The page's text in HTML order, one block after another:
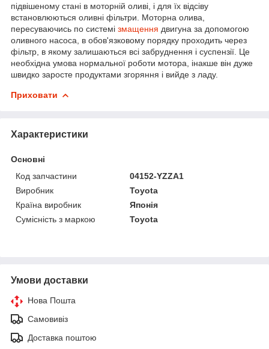
підвішеному стані в моторній оливі, і для їх відсіву
встановлюються оливні фільтри. Моторна олива,
пересуваючись по системі змащення двигуна за допомогою
оливного насоса, в обов'язковому порядку проходить через
фільтр, в якому залишаються всі забруднення і суспензії. Це
необхідна умова нормальної роботи мотора, інакше він дуже
швидко заросте продуктами згоряння і вийде з ладу.
Приховати
Характеристики
Основні
Код запчастини
04152-YZZA1
Виробник
Toyota
Країна виробник
Японія
Сумісність з маркою
Toyota
Умови доставки
Нова Пошта
Самовивіз
Доставка поштою